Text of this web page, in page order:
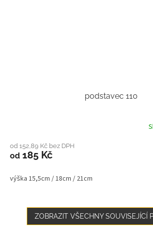
podstavec 110
od 152,89 Kč bez DPH
od 185 Kč
výška 15,5cm / 18cm / 21cm
ZOBRAZIT VŠECHNY SOUVISEJÍCÍ